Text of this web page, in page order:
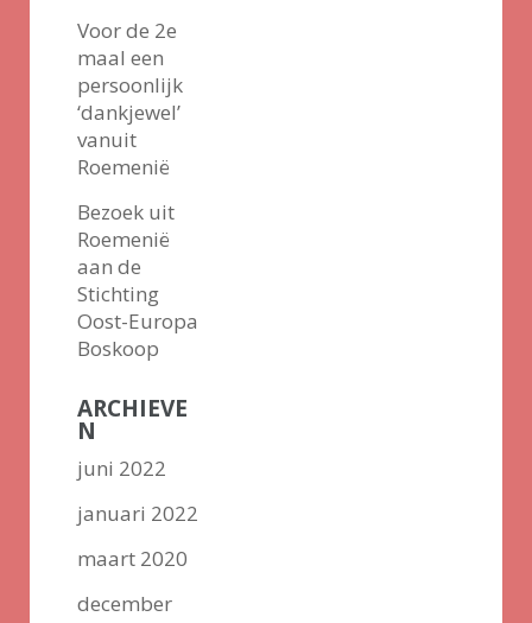
Voor de 2e
maal een
persoonlijk
‘dankjewel’
vanuit
Roemenië
Bezoek uit
Roemenië
aan de
Stichting
Oost-Europa
Boskoop
ARCHIEVE
N
juni 2022
januari 2022
maart 2020
december